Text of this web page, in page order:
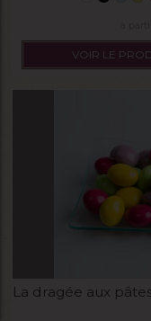
VOIR LE
La dragée aux